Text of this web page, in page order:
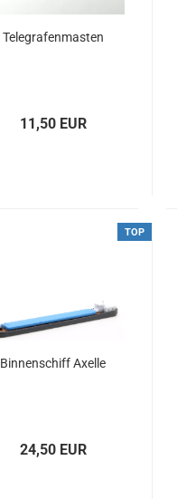
Telegrafenmasten
11,50 EUR
TOP
Binnenschiff Axelle
24,50 EUR